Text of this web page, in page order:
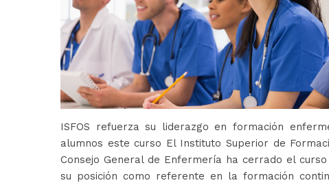
ISFOS refuerza su liderazgo en formación
alumnos este curso El Instituto Superior de
Consejo General de Enfermería ha cerrado el curso
su posición como referente en la formación